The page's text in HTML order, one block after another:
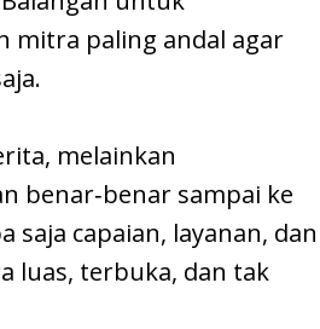
mitra paling andal agar
melainkan
benar‑benar sampai ke
capaian, layanan, dan
luas, terbuka, dan tak